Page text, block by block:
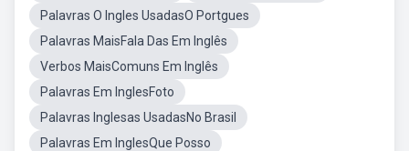
Palavras O Ingles UsadasO Portgues
Palavras MaisFala Das Em Inglês
Verbos MaisComuns Em Inglês
Palavras Em InglesFoto
Palavras Inglesas UsadasNo Brasil
Palavras Em InglesQue Posso